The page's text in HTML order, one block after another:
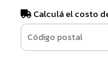
Calculá el costo